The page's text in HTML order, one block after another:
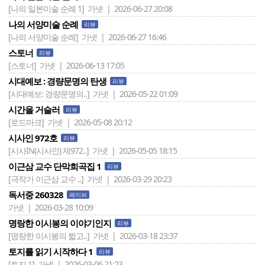
[나의 일본미술 순례 1] 가넷 | 2026-06-27 20:08
나의 서양미술 순례 리뷰
[나의 서양미술 순례] 가넷 | 2026-06-27 16:46
스토너 리뷰
[스토너] 가넷 | 2026-06-13 17:05
시대예보 : 경량문명의 탄생 리뷰
[시대예보: 경량문명의..] 가넷 | 2026-05-22 01:09
시간을 거슬러 리뷰
[로드마크] 가넷 | 2026-05-08 20:12
시사인 972호 리뷰
[시사IN(시사인) 제972..] 가넷 | 2026-05-05 18:15
이근삼 교수 단막희곡집 1 리뷰
[극작가 이근삼 교수 ..] 가넷 | 2026-03-29 20:23
독서중 260328 페이퍼
가넷 | 2026-03-28 10:09
명랑한 이시봉의 이야기인지 리뷰
[명랑한 이시봉의 짧고..] 가넷 | 2026-03-18 23:37
토지를 읽기 시작하다 1 리뷰